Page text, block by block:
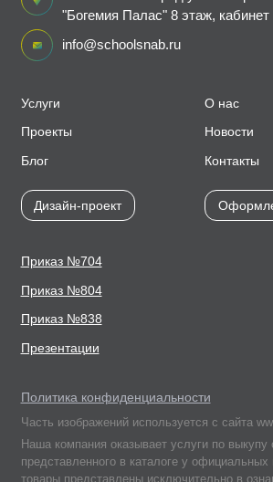
Услуги
Проекты
Блог
Дизайн-проект
О нас
Новости
Контакты
Приказ №704
Приказ №804
Приказ №838
Презентации
"Богемия Палас" 8 этаж, кабинет
info@schoolsnab.ru
Политика конфиденциальности
Часть изображений используется с сайта
Наша компания оказывает услуги по выкупу
представленного в каталоге у
товары представлены исключительно в